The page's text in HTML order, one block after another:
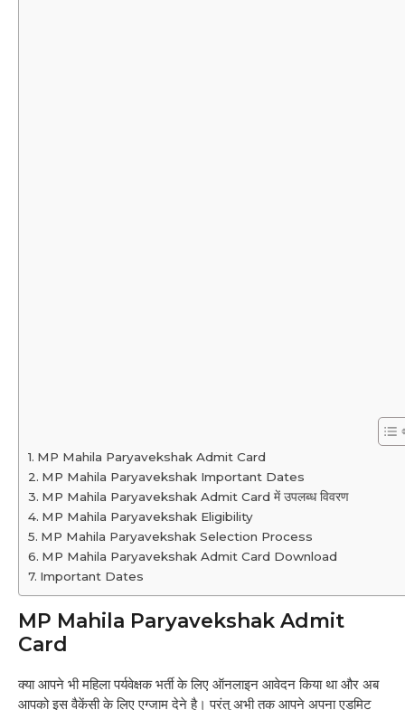
MP Mahila Paryavekshak Admit Card
MP Mahila Paryavekshak Important Dates
MP Mahila Paryavekshak Admit Card में उपलब्ध विवरण
MP Mahila Paryavekshak Eligibility
MP Mahila Paryavekshak Selection Process
MP Mahila Paryavekshak Admit Card Download
Important Dates
MP Mahila Paryavekshak Admit
Card
क्या आपने भी महिला पर्यवेक्षक भर्ती के लिए ऑनलाइन आवेदन किया था और अब
आपको इस वैकेंसी के लिए एग्जाम देने है। परंतु अभी तक आपने अपना एडमिट